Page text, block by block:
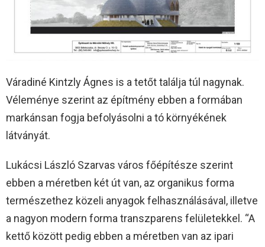
Váradiné Kintzly Ágnes is a tetőt találja túl nagynak.
Véleménye szerint az építmény ebben a formában
markánsan fogja befolyásolni a tó környékének
látványát.
Lukácsi László Szarvas város főépítésze szerint
ebben a méretben két út van, az organikus forma
természethez közeli anyagok felhasználásával, illetve
a nagyon modern forma transzparens felületekkel. “A
kettő között pedig ebben a méretben van az ipari